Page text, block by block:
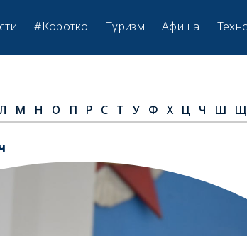
#Коротко Туризм Афиша
М Н О П Р С Т У Ф Х Ц Ч Ш Щ